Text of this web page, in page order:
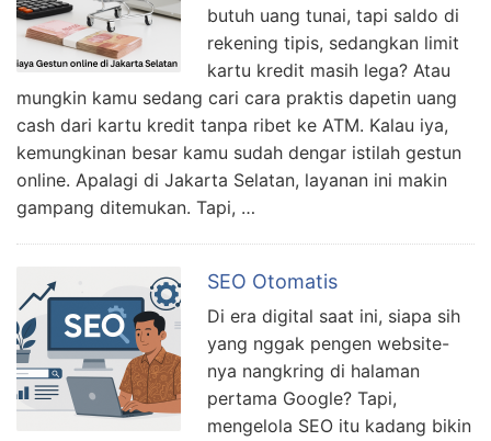
butuh uang tunai, tapi saldo di
rekening tipis, sedangkan limit
kartu kredit masih lega? Atau
mungkin kamu sedang cari cara praktis dapetin uang
cash dari kartu kredit tanpa ribet ke ATM. Kalau iya,
kemungkinan besar kamu sudah dengar istilah gestun
online. Apalagi di Jakarta Selatan, layanan ini makin
gampang ditemukan. Tapi, …
SEO Otomatis
Di era digital saat ini, siapa sih
yang nggak pengen website-
nya nangkring di halaman
pertama Google? Tapi,
mengelola SEO itu kadang bikin